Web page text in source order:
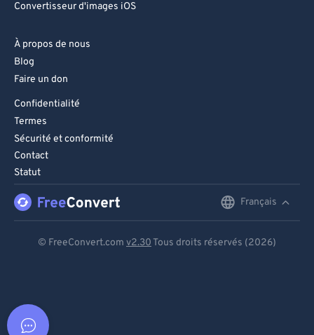
Convertisseur d'images iOS
À propos de nous
Blog
Faire un don
Confidentialité
Termes
Sécurité et conformité
Contact
Statut
Français
© FreeConvert.com v2.30 Tous droits réservés (2026)